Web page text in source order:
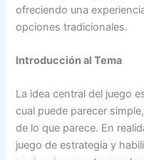
ofreciendo una
opciones tradicionales.
Introducción al Tema
La idea central del juego
cual puede parecer
de lo que parece. En
juego de estrategia y